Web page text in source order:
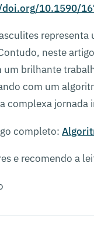
10.1590/
representa
neste
um brilhante
com um
complexa jornada
completo:
e recomendo a